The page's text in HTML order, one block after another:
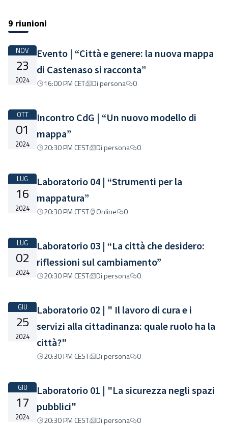
9 riunioni
NOV
23
2024
Evento | “Città e genere: la nuova mappa
di Castenaso si racconta”
16:00 PM CET Di persona 0
OTT
01
2024
Incontro CdG | “Un nuovo modello di
mappa”
20:30 PM CEST Di persona 0
LUG
16
2024
Laboratorio 04 | “Strumenti per la
mappatura”
20:30 PM CEST Online 0
LUG
02
2024
Laboratorio 03 | “La città che desidero:
riflessioni sul cambiamento”
20:30 PM CEST Di persona 0
GIU
25
2024
Laboratorio 02 | " Il lavoro di cura e i
servizi alla cittadinanza: quale ruolo ha la
città?"
20:30 PM CEST Di persona 0
GIU
17
2024
Laboratorio 01 | "La sicurezza negli spazi
pubblici"
20:30 PM CEST Di persona 0